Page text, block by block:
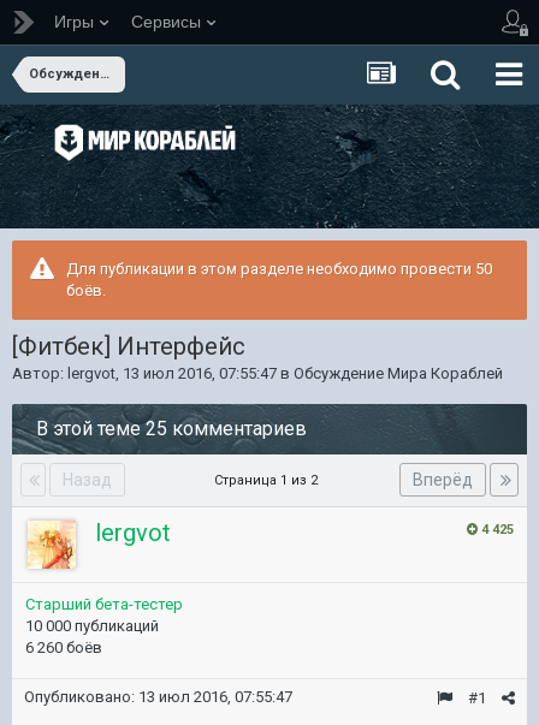
Игры Сервисы
Обсуждение Мира Кораблей
Для публикации в этом разделе необходимо провести 50
боёв.
[Фитбек] Интерфейс
Автор: lergvot, 13 июл 2016, 07:55:47 в Обсуждение Мира Кораблей
В этой теме 25 комментариев
Назад Вперёд
Страница 1 из 2
4 425
lergvot
Старший бета-тестер
10 000 публикаций
6 260 боёв
#1
Опубликовано: 13 июл 2016, 07:55:47